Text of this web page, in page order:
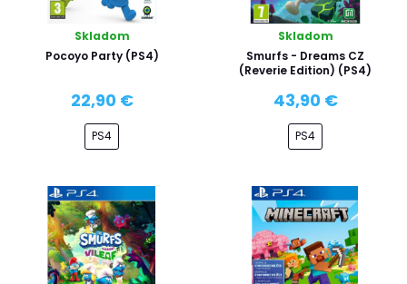
Skladom
Pocoyo Party (PS4)
22,90 €
PS4
Skladom
Smurfs - Dreams CZ
(Reverie Edition) (PS4)
43,90 €
PS4